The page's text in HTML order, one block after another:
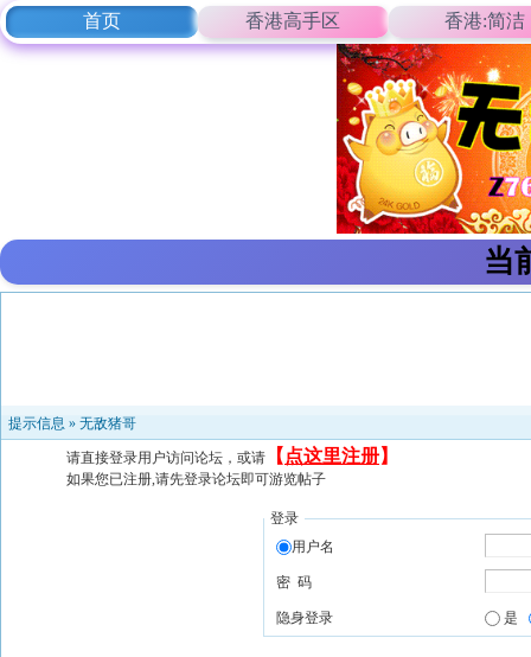
首页 香港高手区 香港:简洁
当
提示信息 » 无敌猪哥
请直接登录用户访问论坛，或请 【 点这里注册】
如果您已注册,请先登录论坛即可游览帖子
登录
用户名
密 码
隐身登录 是